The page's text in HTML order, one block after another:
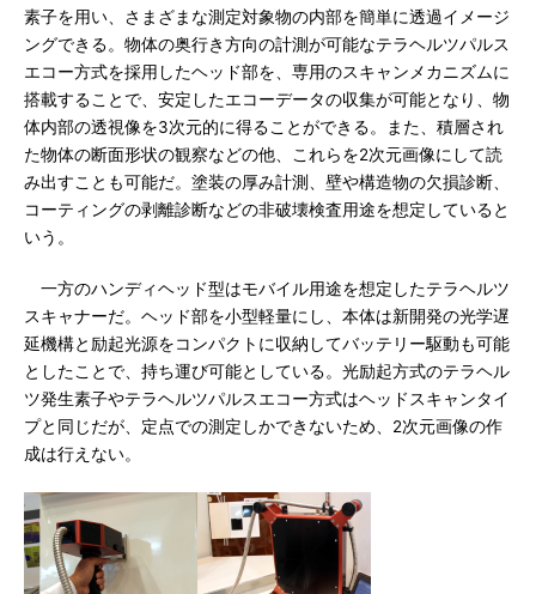
素子を用い、さまざまな測定対象物の内部を簡単に透過イメージ
ングできる。物体の奥行き方向の計測が可能なテラヘルツパルス
エコー方式を採用したヘッド部を、専用のスキャンメカニズムに
搭載することで、安定したエコーデータの収集が可能となり、物
体内部の透視像を3次元的に得ることができる。また、積層され
た物体の断面形状の観察などの他、これらを2次元画像にして読
み出すことも可能だ。塗装の厚み計測、壁や構造物の欠損診断、
コーティングの剥離診断などの非破壊検査用途を想定していると
いう。
一方のハンディヘッド型はモバイル用途を想定したテラヘルツ
スキャナーだ。ヘッド部を小型軽量にし、本体は新開発の光学遅
延機構と励起光源をコンパクトに収納してバッテリー駆動も可能
としたことで、持ち運び可能としている。光励起方式のテラヘル
ツ発生素子やテラヘルツパルスエコー方式はヘッドスキャンタイ
プと同じだが、定点での測定しかできないため、2次元画像の作
成は行えない。